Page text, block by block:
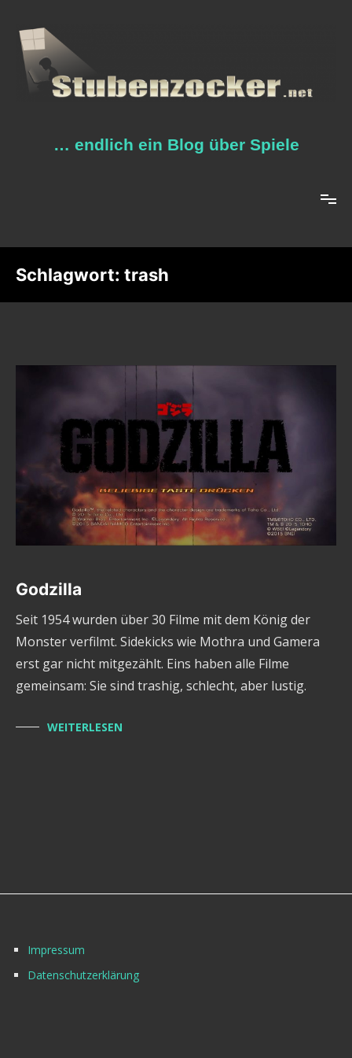
Inhalt
springen
… endlich ein Blog über Spiele
Schlagwort: trash
Godzilla
Seit 1954 wurden über 30 Filme mit dem König der
Monster verfilmt. Sidekicks wie Mothra und Gamera
erst gar nicht mitgezählt. Eins haben alle Filme
gemeinsam: Sie sind trashig, schlecht, aber lustig.
WEITERLESEN
Impressum
Datenschutzerklärung